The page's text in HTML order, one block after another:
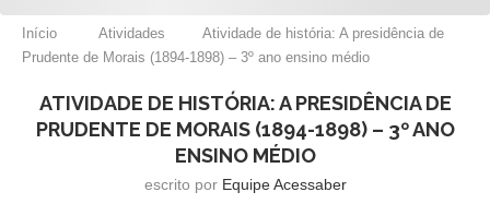
Início Atividades
Atividade de história: A presidência de
Prudente de Morais (1894-1898) – 3º ano ensino médio
ATIVIDADE DE HISTÓRIA: A PRESIDÊNCIA DE
PRUDENTE DE MORAIS (1894-1898) – 3º ANO
ENSINO MÉDIO
escrito por Equipe Acessaber